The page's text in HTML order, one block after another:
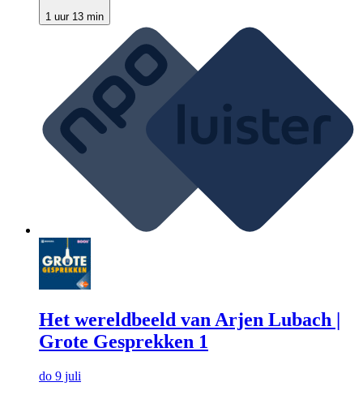
1 uur 13 min
Het wereldbeeld van Arjen Lubach |
Grote Gesprekken 1
do 9 juli